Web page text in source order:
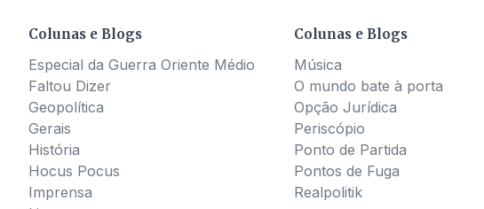
Colunas e Blogs
Especial da Guerra Oriente Médio
Faltou Dizer
Geopolítica
Gerais
História
Hocus Pocus
Imprensa
Colunas e Blogs
Música
O mundo bate à porta
Opção Jurídica
Periscópio
Ponto de Partida
Pontos de Fuga
Realpolitik